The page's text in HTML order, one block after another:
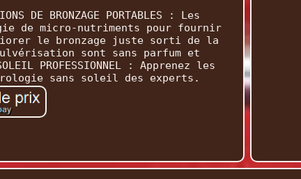
BRONZAGE PORTABLES : Les
de micro-nutriments pour fournir
le bronzage juste sorti de la
sont sans parfum et
PROFESSIONNEL : Apprenez les
sans soleil des experts.